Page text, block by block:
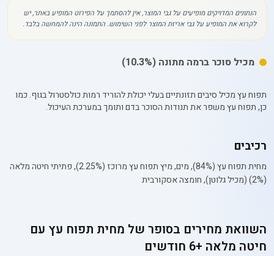
הנתונים המדויקים מופיעים על גבי המוצר, אין להסתמך על הפירוט המופיע באתר, יש
לקרוא את המופיע על גבי אריזת המוצר לפני השימוש. התמונה הינה להמחשה בלבד.
מכיל סוכר ברמה מתונה (10.3%)
תפוח עץ מכיל סיבים תזונתיים בעלי יכולת להוריד רמות כולסטרול בגוף. כמו
כן, תפוח עץ משפר את תנודות הסוכר בדם ותומך במערכת העיכול.
רכיבים
מחית תפוח עץ (84%), מים, מיץ תפוח עץ מרוכז (2.25%), פתיתי חיטה מלאה
(2%) (מכיל גלוטן), חומצה אסקורבית
השוואת מחירים בסופר של מחית תפוח עץ עם
חיטה מלאה +6 חודשים